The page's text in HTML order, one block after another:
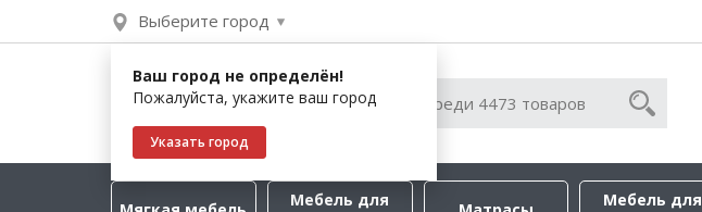
Выберите город
Ваш город не определён!
Пожалуйста, укажите ваш город
Указать город
Мебель для
Мебель для